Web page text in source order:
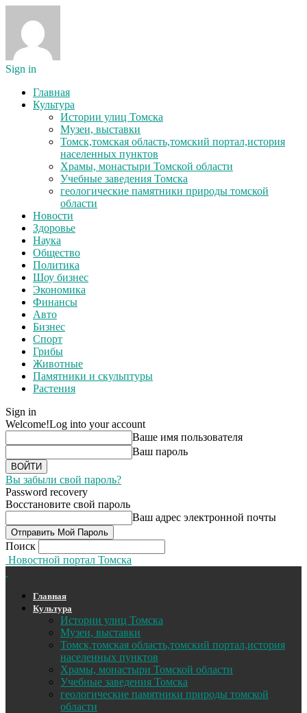
Sign in
Главная
Культура
Истории улиц Томска
Музеи, выставки
Томск,томская область,томский портал,история
населенных пунктов
Храмы, монастыри Томской области
Учебные заведения Томска
геологические памятники природы томской
области
Новости
Здоровье
Наука
Общество
Политика
Шоу бизнес
Экономика
Финансы
Авто
Бизнес
Спорт
Грибы
Животные
Памятники и скульптуры
Растения
Sign in
Welcome!Log into your account
Ваше имя пользователя
Ваш пароль
Вы забыли свой пароль?
Password recovery
Восстановите свой пароль
Ваш адрес электронной почты
Поиск
Новостной портал Томска
Главная
Культура
Истории улиц Томска
Музеи, выставки
Томск,томская область,томский портал,история
населенных пунктов
Храмы, монастыри Томской области
Учебные заведения Томска
геологические памятники природы томской
области